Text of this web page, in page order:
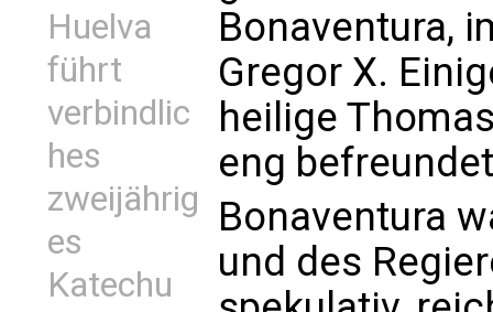
Huelva
führt
verbindlic
hes
zweijährig
es
Katechu
Bonaventura,
Gregor X.
heilige
eng
Bonaventura
und des